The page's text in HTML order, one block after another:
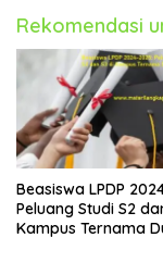
Rekomendasi
Beasiswa LPDP
Peluang Studi S2
Kampus Ternama